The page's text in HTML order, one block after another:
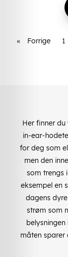
« Forrige 1
Her finner
in-ear-
for deg som
men den
som trengs
eksempel en
dagens
strøm som
måten sparer